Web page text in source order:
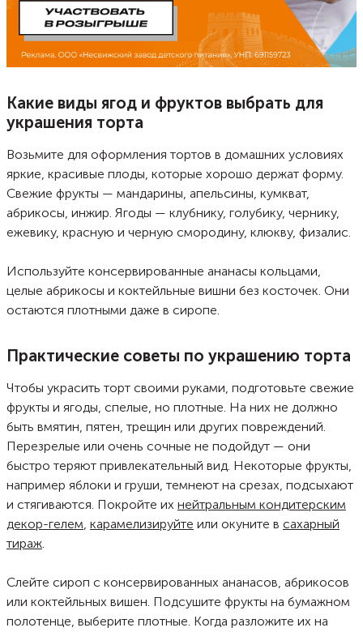
Какие виды ягод и фруктов выбрать для
украшения торта
Возьмите для оформления тортов в домашних условиях
яркие, красивые плоды, которые хорошо держат форму.
Свежие фрукты — мандарины, апельсины, кумкват,
абрикосы, инжир. Ягоды — клубнику, голубику, чернику,
ежевику, красную и черную смородину, клюкву, физалис.
Используйте консервированные ананасы кольцами,
целые абрикосы и коктейльные вишни без косточек. Они
остаются плотными даже в сиропе.
Практические советы по украшению торта
Чтобы украсить торт своими руками, подготовьте свежие
фрукты и ягоды, спелые, но плотные. На них не должно
быть вмятин, пятен, трещин или других повреждений.
Перезрелые или очень сочные не подойдут — они
быстро теряют привлекательный вид. Некоторые фрукты,
например яблоки и груши, темнеют на срезах, подсыхают
и стягиваются. Покройте их нейтральным кондитерским
декор-гелем, карамелизируйте или окуните в сахарный
тираж.
Слейте сироп с консервированных ананасов, абрикосов
или коктейльных вишен. Подсушите фрукты на бумажном
полотенце, выберите плотные. Когда разложите их на